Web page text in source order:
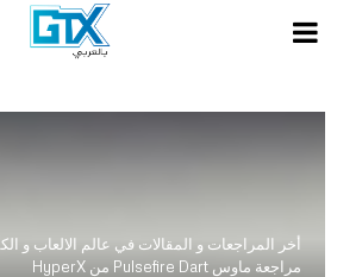
PRIMARY
أخر المراجعات و المقالات في عالم الالعاب و
مراجعة ماوس Pulsefire Dart من HyperX